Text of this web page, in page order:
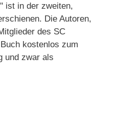
ist in der zweiten,
Die Autoren,
des SC
kostenlos zum
und zwar als